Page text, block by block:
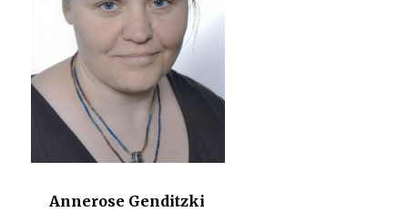
Annerose Genditzki